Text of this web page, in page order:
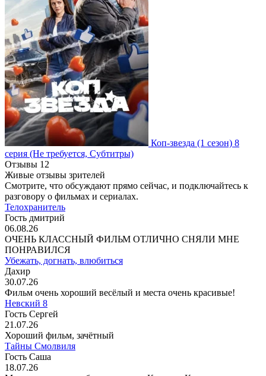
Коп-звезда (1 сезон) 8
серия (Не требуется, Субтитры)
Отзывы 12
Живые отзывы зрителей
Смотрите, что обсуждают прямо сейчас, и подключайтесь к
разговору о фильмах и сериалах.
Телохранитель
Гость дмитрий
06.08.26
ОЧЕНЬ КЛАССНЫЙ ФИЛЬМ ОТЛИЧНО СНЯЛИ МНЕ
ПОНРАВИЛСЯ
Убежать, догнать, влюбиться
Дахир
30.07.26
Фильм очень хороший весёлый и места очень красивые!
Невский 8
Гость Сергей
21.07.26
Хороший фильм, зачётный
Тайны Смолвиля
Гость Саша
18.07.26